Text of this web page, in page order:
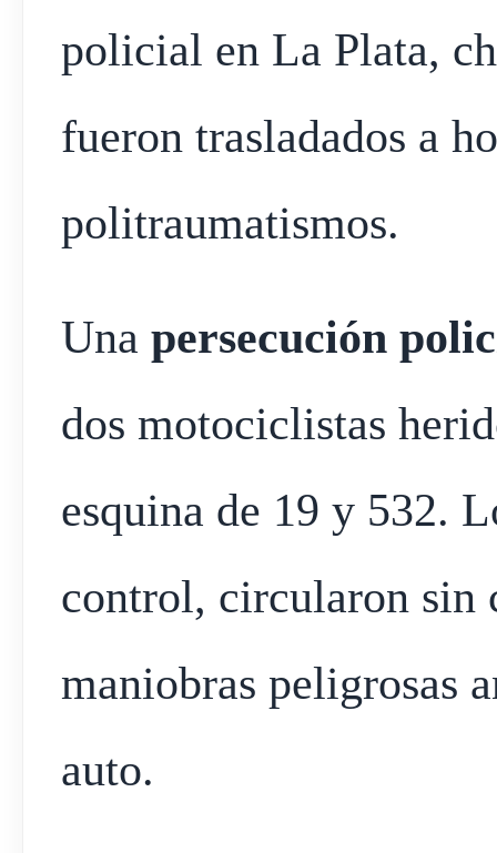
policial en La Plata,
fueron trasladados a
politraumatismos.
Una persecución
dos motociclistas
esquina de 19 y 532.
control, circularon sin
maniobras peligrosas
auto.